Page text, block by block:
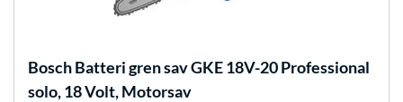
BoschBatteri gren sav GKE 18V-20 Professional
solo, 18 Volt, Motorsav